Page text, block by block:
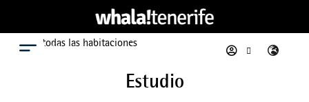
Menú
Ver todas las habitaciones
Estudio